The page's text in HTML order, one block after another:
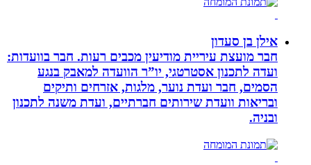
אילן בן סעדון
חבר מועצת עיריית מודיעין מכבים רעות. חבר בוועדות:
ועדה לתכנון אסטרטגי, יו”ר הוועדה למאבק בנגע
הסמים, חבר ועדת נוער, מלגות, אזרחים ותיקים
ובריאות וועדת שירותים חברתיים, ועדת משנה לתכנון
ובניה.